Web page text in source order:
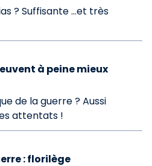
? Suffisante …et très
à peine mieux
de la guerre ? Aussi
attentats !
: florilège